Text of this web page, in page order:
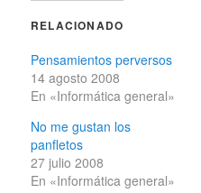
RELACIONADO
Pensamientos perversos
14 agosto 2008
En «Informática general»
No me gustan los
panfletos
27 julio 2008
En «Informática general»